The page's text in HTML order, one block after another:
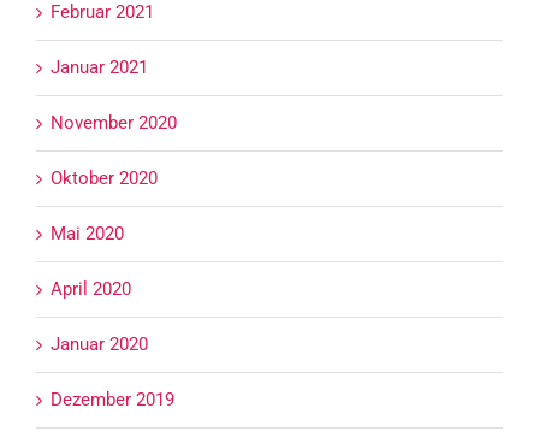
Februar 2021
Januar 2021
November 2020
Oktober 2020
Mai 2020
April 2020
Januar 2020
Dezember 2019